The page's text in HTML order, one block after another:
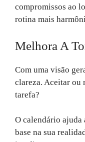
compromissos ao
rotina mais
Melhora A
Com uma visão
clareza. Aceitar ou
tarefa?
O calendário ajuda
base na sua